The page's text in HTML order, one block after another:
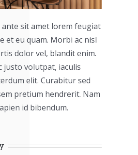
sit amet lorem feugiat
et eu quam. Morbi ac nisl
dolor vel, blandit enim.
justo volutpat, iaculis
elit. Curabitur sed
pretium hendrerit. Nam
id bibendum.